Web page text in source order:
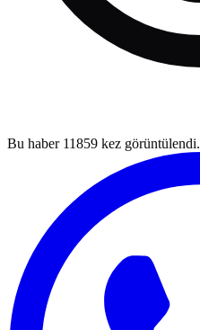
Bu haber 11859 kez görüntülendi.